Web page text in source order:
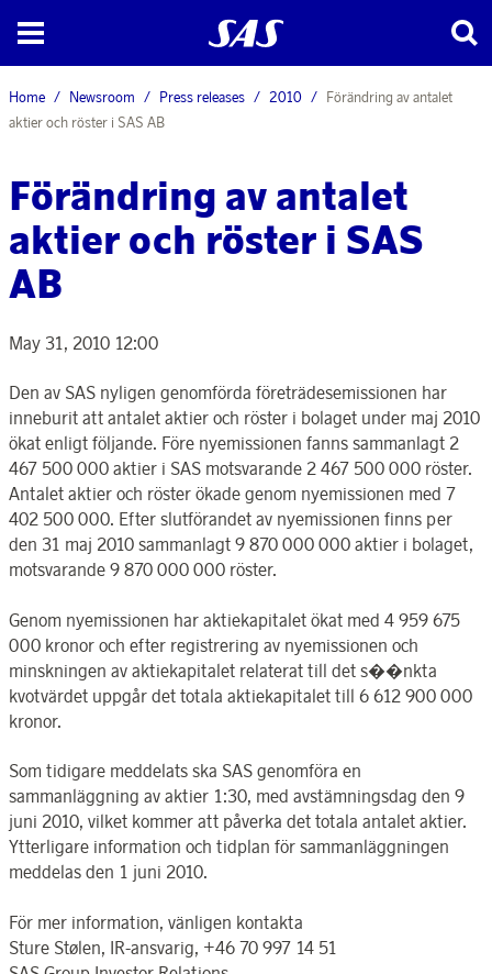
Home Newsroom Press releases 2010
Förändring av antalet
aktier och röster i SAS AB
Förändring av antalet
aktier och röster i SAS
AB
May 31, 2010 12:00
Den av SAS nyligen genomförda företrädesemissionen har
inneburit att antalet aktier och röster i bolaget under maj 2010
ökat enligt följande. Före nyemissionen fanns sammanlagt 2
467 500 000 aktier i SAS motsvarande 2 467 500 000 röster.
Antalet aktier och röster ökade genom nyemissionen med 7
402 500 000. Efter slutförandet av nyemissionen finns per
den 31 maj 2010 sammanlagt 9 870 000 000 aktier i bolaget,
motsvarande 9 870 000 000 röster.
Genom nyemissionen har aktiekapitalet ökat med 4 959 675
000 kronor och efter registrering av nyemissionen och
minskningen av aktiekapitalet relaterat till det s��nkta
kvotvärdet uppgår det totala aktiekapitalet till 6 612 900 000
kronor.
Som tidigare meddelats ska SAS genomföra en
sammanläggning av aktier 1:30, med avstämningsdag den 9
juni 2010, vilket kommer att påverka det totala antalet aktier.
Ytterligare information och tidplan för sammanläggningen
meddelas den 1 juni 2010.
För mer information, vänligen kontakta
Sture Stølen, IR-ansvarig, +46 70 997 14 51